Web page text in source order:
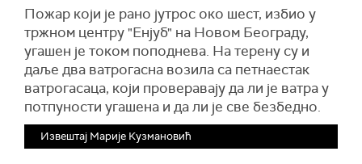
Пожар који је рано јутрос око шест, избио у
тржном центру "Енјуб" на Новом Београду,
угашен је током поподнева. На терену су и
даље два ватрогасна возила са петнаестак
ватрогасаца, који проверавају да ли је ватра у
потпуности угашена и да ли је све безбедно.
Извештај Марије Кузмановић